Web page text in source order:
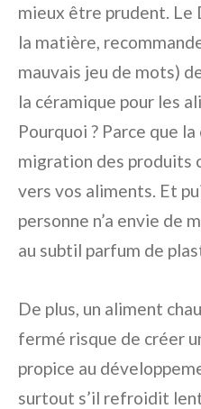
mieux être prudent. Le
la matière,
mauvais jeu de mots)
la céramique pour les
Pourquoi ? Parce que
migration des produits
vers vos aliments. Et
personne n’a envie de
au subtil parfum de
De plus, un aliment
fermé risque de créer
propice au
surtout s’il refroidit